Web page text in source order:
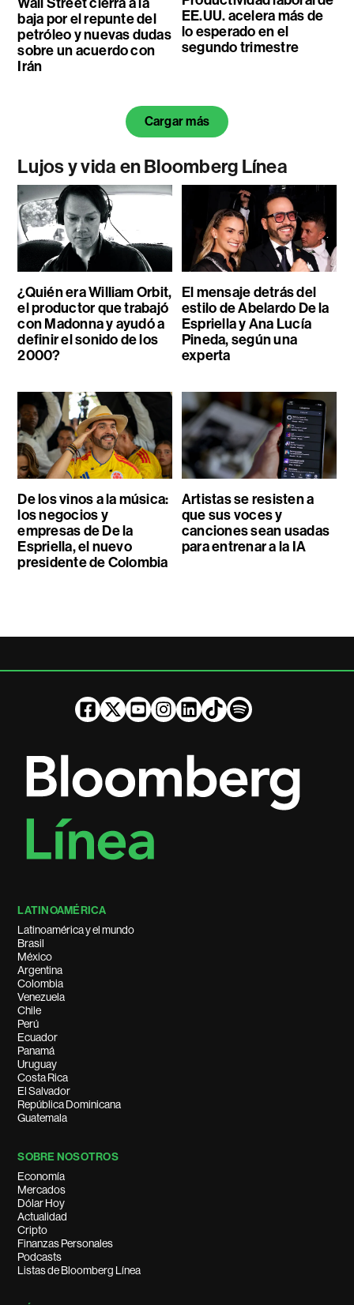
baja por el repunte del
petróleo y nuevas dudas
sobre un acuerdo con
Irán
EE.UU. acelera más de
lo esperado en el
segundo trimestre
Cargar más
Lujos y vida en Bloomberg Línea
¿Quién era William Orbit,
el productor que trabajó
con Madonna y ayudó a
definir el sonido de los
2000?
El mensaje detrás del
estilo de Abelardo De la
Espriella y Ana Lucía
Pineda, según una
experta
De los vinos a la música:
los negocios y
empresas de De la
Espriella, el nuevo
presidente de Colombia
Artistas se resisten a
que sus voces y
canciones sean usadas
para entrenar a la IA
LATINOAMÉRICA
Latinoamérica y el mundo
Brasil
México
Argentina
Colombia
Venezuela
Chile
Perú
Ecuador
Panamá
Uruguay
Costa Rica
El Salvador
República Dominicana
Guatemala
SOBRE NOSOTROS
Economía
Mercados
Dólar Hoy
Actualidad
Cripto
Finanzas Personales
Podcasts
Listas de Bloomberg Línea